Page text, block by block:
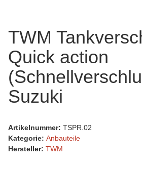
TWM
Quick action
Suzuki
Artikelnummer: TSPR.02
Kategorie: Anbauteile
Hersteller: TWM